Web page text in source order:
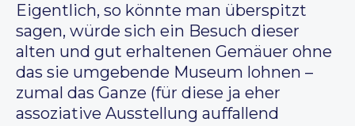
Eigentlich, so könnte man überspitzt
sagen, würde sich ein Besuch dieser
alten und gut erhaltenen Gemäuer ohne
das sie umgebende Museum lohnen –
zumal das Ganze (für diese ja eher
assoziative Ausstellung auffallend